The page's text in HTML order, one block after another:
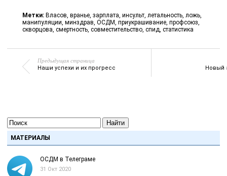
Метки: Власов, вранье, зарплата, инсульт, летальность, ложь,
манипуляции, минздрав, ОСДМ, приукрашивание, профсоюз,
скворцова, смертность, совместительство, спид, статистика
Предыдущая страница
Наши успехи и их прогресс Новый
Найти
МАТЕРИАЛЫ
ОСДМ в Телеграме
31 Окт 2020